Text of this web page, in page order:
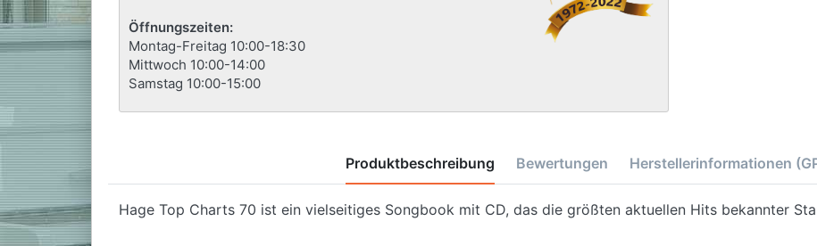
Öffnungszeiten:
Montag-Freitag 10:00-18:30
Mittwoch 10:00-14:00
Samstag 10:00-15:00
Produktbeschreibung Bewertungen Herstellerinformationen
Hage Top Charts 70 ist ein vielseitiges Songbook mit CD, das die größten aktuellen Hits bekannter